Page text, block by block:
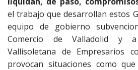
el trabajo que desarrollan estos
equipo de gobierno
Comercio de Valladolid y a
Vallisoletana de Empresarios
provocan situaciones como